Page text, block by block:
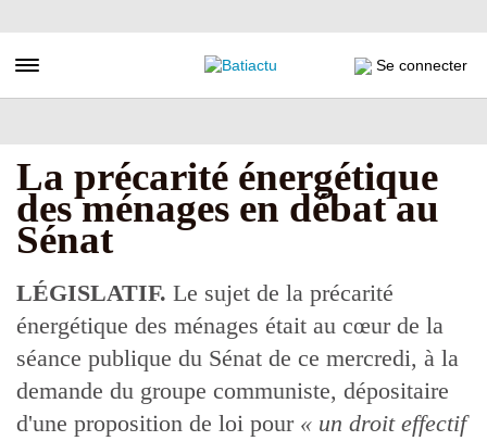
au
principal
Toggle navigation Se connecter
La précarité énergétique
des ménages en débat au
Sénat
LÉGISLATIF. Le sujet de la précarité
énergétique des ménages était au cœur de la
séance publique du Sénat de ce mercredi, à la
demande du groupe communiste, dépositaire
d'une proposition de loi pour « un droit effectif